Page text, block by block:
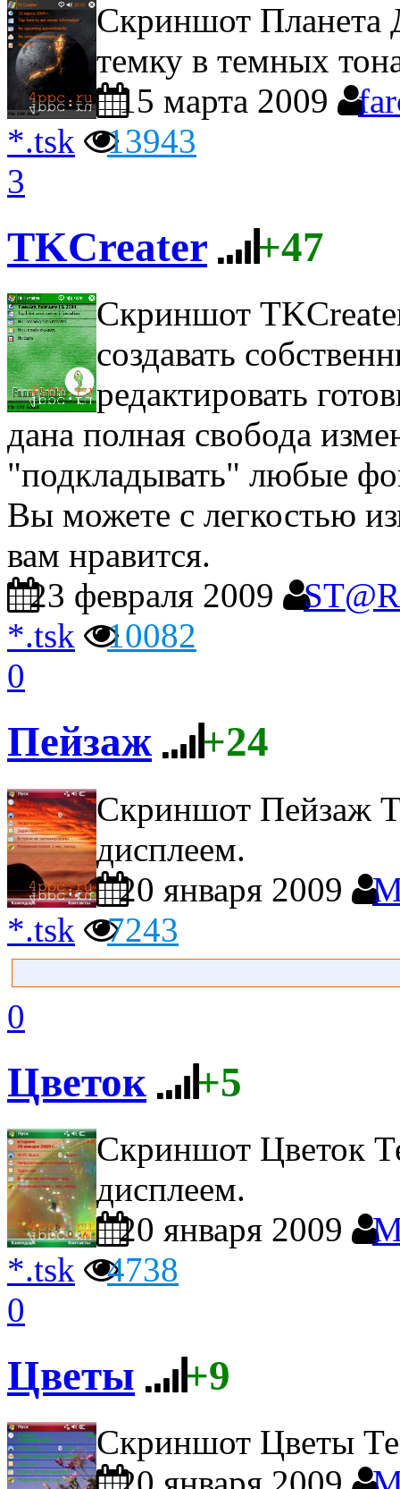
Скриншот Планета
темку в темных
15 марта 2009
*.tsk
13943
3
TKCreater +47
Скриншот
создавать
редактировать
дана полная свобода
"подкладывать" любые
Вы можете с легкостью
вам нравится.
23 февраля 2009
*.tsk
10082
0
Пейзаж +24
Скриншот Пейзаж
дисплеем.
20 января 2009
*.tsk
7243
0
Цветок +5
Скриншот Цветок
дисплеем.
20 января 2009
*.tsk
4738
0
Цветы +9
Скриншот Цветы